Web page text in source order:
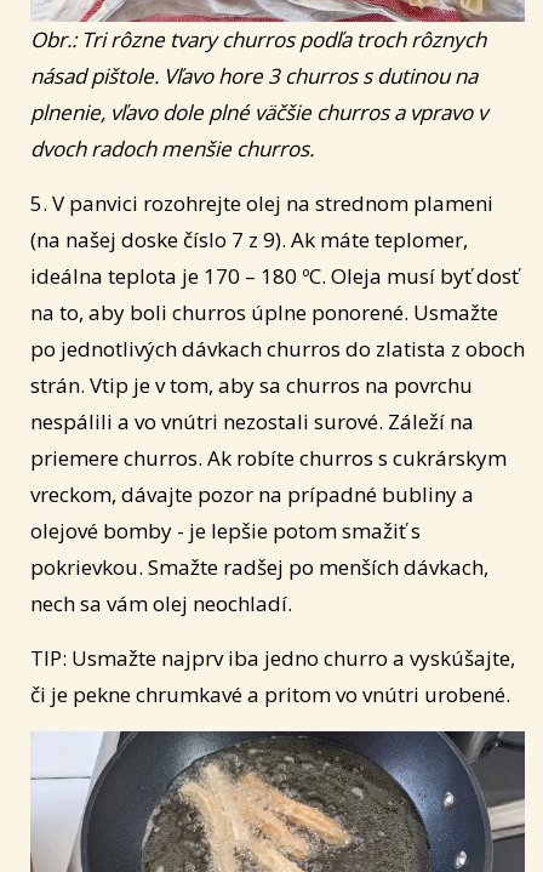
Obr.: Tri rôzne tvary churros podľa troch rôznych
násad pištole. Vľavo hore 3 churros s dutinou na
plnenie, vľavo dole plné väčšie churros a vpravo v
dvoch radoch menšie churros.
5. V panvici rozohrejte olej na strednom plameni
(na našej doske číslo 7 z 9). Ak máte teplomer,
ideálna teplota je 170 – 180 ºC. Oleja musí byť dosť
na to, aby boli churros úplne ponorené. Usmažte
po jednotlivých dávkach churros do zlatista z oboch
strán. Vtip je v tom, aby sa churros na povrchu
nespálili a vo vnútri nezostali surové. Záleží na
priemere churros. Ak robíte churros s cukrárskym
vreckom, dávajte pozor na prípadné bubliny a
olejové bomby - je lepšie potom smažiť s
pokrievkou. Smažte radšej po menších dávkach,
nech sa vám olej neochladí.
TIP: Usmažte najprv iba jedno churro a vyskúšajte,
či je pekne chrumkavé a pritom vo vnútri urobené.